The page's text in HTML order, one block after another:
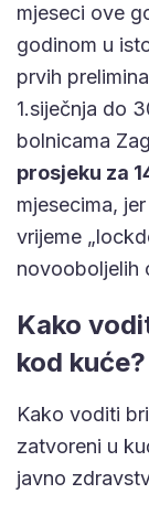
mjeseci ove
godinom u
prvih
1.siječnja do
bolnicama
prosjeku za
mjesecima,
vrijeme
novooboljelih
Kako
kod kuće?
Kako voditi
zatvoreni u
javno